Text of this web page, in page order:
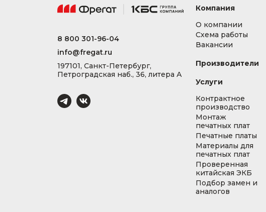
8 800 301-96-04
info@fregat.ru
197101, Санкт-Петербург,
Петроградская наб., 36, литера А
Компания
О компании
Схема работы
Вакансии
Производители
Услуги
Контрактное
производство
Монтаж
печатных плат
Печатные платы
Материалы для
печатных плат
Проверенная
китайская ЭКБ
Подбор замен и
аналогов